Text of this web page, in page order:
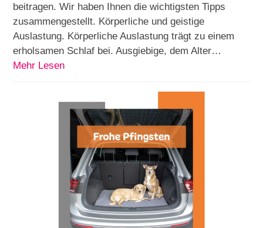
beitragen. Wir haben Ihnen die wichtigsten Tipps
zusammengestellt. Körperliche und geistige
Auslastung. Körperliche Auslastung trägt zu einem
erholsamen Schlaf bei. Ausgiebige, dem Alter…
Mehr Lesen